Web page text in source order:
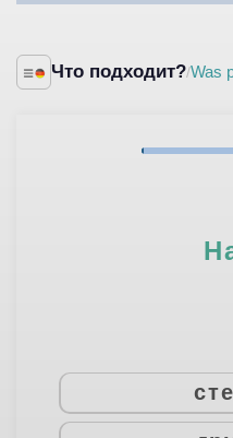
Что подходит?/Was